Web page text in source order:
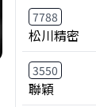
7788
松川精密
3550
聯穎